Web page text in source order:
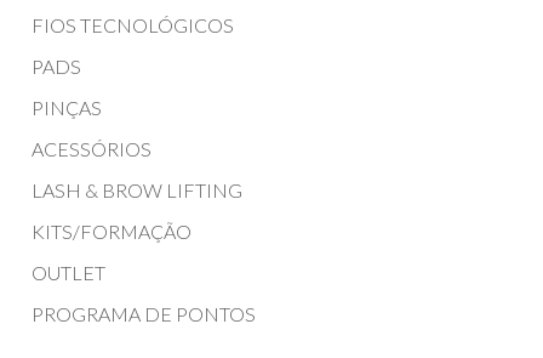
FIOS TECNOLÓGICOS
PADS
PINÇAS
ACESSÓRIOS
LASH & BROW LIFTING
KITS/FORMAÇÃO
OUTLET
PROGRAMA DE PONTOS